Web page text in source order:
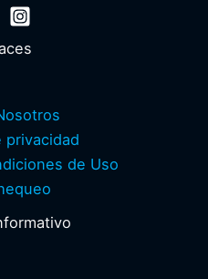
privacidad
de Uso